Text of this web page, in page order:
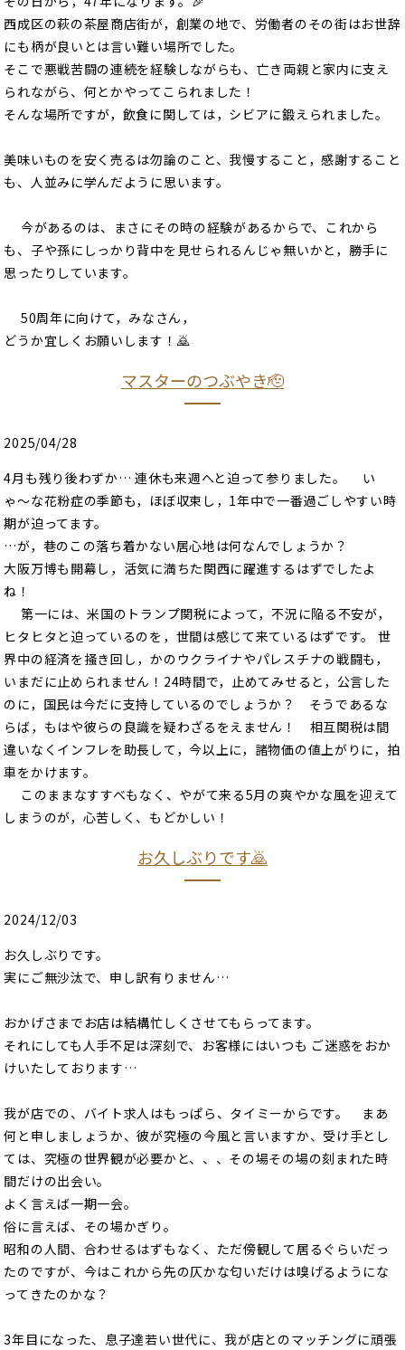
西成区の萩の茶屋商店街が，創業の地で、労働者のその街はお世辞
にも柄が良いとは言い難い場所でした。
そこで悪戦苦闘の連続を経験しながらも、亡き両親と家内に支え
られながら、何とかやってこられました！
そんな場所ですが，飲食に関しては，シビアに鍛えられました。
美味いものを安く売るは勿論のこと、我慢すること，感謝すること
も、人並みに学んだように思います。
今があるのは、まさにその時の経験があるからで、これから
も、子や孫にしっかり背中を見せられるんじゃ無いかと，勝手に
思ったりしています。
50周年に向けて，みなさん，
どうか宜しくお願いします！🙇
マスターのつぶやき🫡
2025/04/28
4月も残り後わずか… 連休も来週へと迫って参りました。 い
ゃ〜な花粉症の季節も，ほぼ収束し，1年中で一番過ごしやすい時
期が迫ってます。
…が，巷のこの落ち着かない居心地は何なんでしょうか？
大阪万博も開幕し，活気に満ちた関西に躍進するはずでしたよ
ね！
第一には、米国のトランプ関税によって，不況に陥る不安が，
ヒタヒタと迫っているのを，世間は感じて来ているはずです。 世
界中の経済を掻き回し，かのウクライナやパレスチナの戦闘も，
いまだに止められません！24時間で，止めてみせると，公言した
のに，国民は今だに支持しているのでしょうか？ そうであるな
らば，もはや彼らの良識を疑わざるをえません！ 相互関税は間
違いなくインフレを助長して，今以上に，諸物価の値上がりに，拍
車をかけます。
このままなすすべもなく、やがて来る5月の爽やかな風を迎えて
しまうのが，心苦しく、もどかしい！
お久しぶりです🙇
2024/12/03
お久しぶりです。
実にご無沙汰で、申し訳有りません…
おかげさまでお店は結構忙しくさせてもらってます。
それにしても人手不足は深刻で、お客様にはいつも ご迷惑をおか
けいたしております…
我が店での、バイト求人はもっぱら、タイミーからです。 まあ
何と申しましょうか、彼が究極の今風と言いますか、受け手とし
ては、究極の世界観が必要かと、、、その場その場の刻まれた時
間だけの出会い。
よく言えば一期一会。
俗に言えば、その場かぎり。
昭和の人間、合わせるはずもなく、ただ傍観して居るぐらいだっ
たのですが、今はこれから先の仄かな匂いだけは嗅げるようにな
ってきたのかな？
3年目になった、息子達若い世代に、我が店とのマッチングに頑張